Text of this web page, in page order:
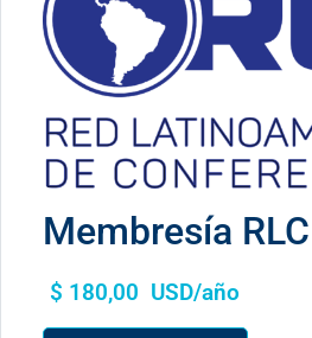
Membresía RLC
$ 180,00 USD/año